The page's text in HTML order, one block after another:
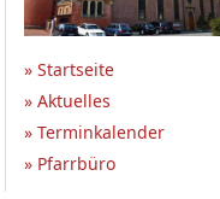
» Startseite
» Aktuelles
» Terminkalender
» Pfarrbüro